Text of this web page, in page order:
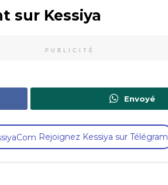
sur Kessiya
PUBLICITÉ
Envoyé
Rejoignez Kessiya sur Télégram